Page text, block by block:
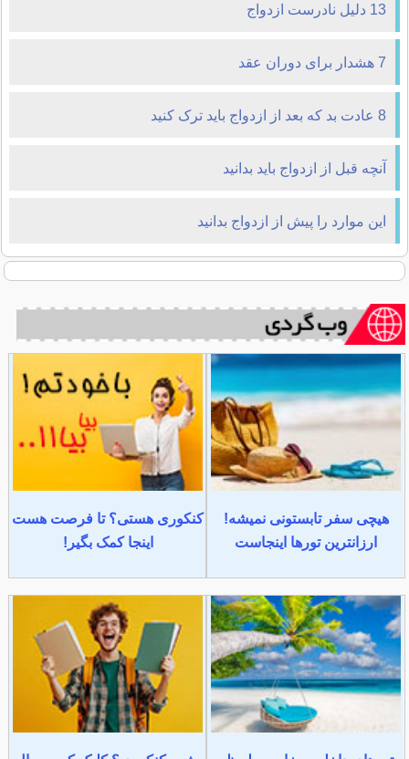
13 دلیل نادرست ازدواج
7 هشدار برای دوران عقد
8 عادت بد که بعد از ازدواج باید ترک کنید
آنچه قبل از ازدواج باید بدانید
این موارد را پیش از ازدواج بدانید
هیچی سفر تابستونی نمیشه!
ارزانترین تورها اینجاست
کنکوری هستی؟ تا فرصت هست
اینجا کمک بگیر!